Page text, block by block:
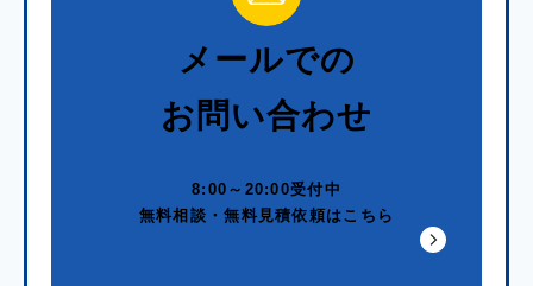
メールでの
お問い合わせ
8:00～20:00受付中
無料相談・無料見積依頼はこちら